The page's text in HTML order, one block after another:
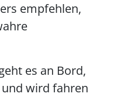
empfehlen,
es an Bord,
wird fahren